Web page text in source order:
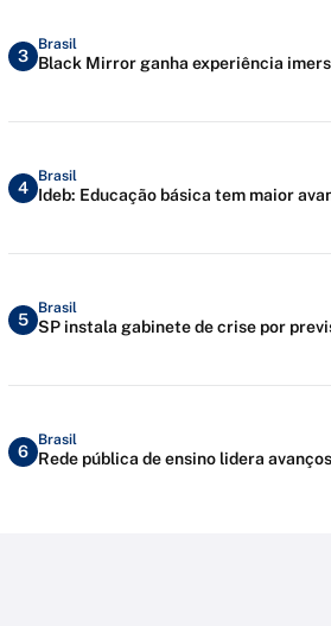
3
Brasil
Black Mirror ganha experiência
4
Brasil
Ideb: Educação básica tem maior
5
Brasil
SP instala gabinete de crise por
6
Brasil
Rede pública de ensino lidera